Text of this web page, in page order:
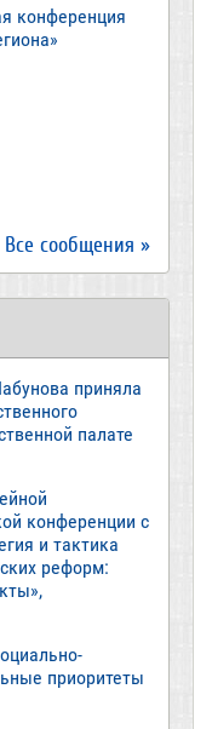
конференция
Все сообщения »
приняла
палате
конференции с
и тактика
реформ:
приоритеты